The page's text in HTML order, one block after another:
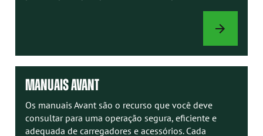
OPÇÕES
CARREGADOR
MANUAIS AVANT
Os manuais Avant são o recurso que você deve
consultar para uma operação segura, eficiente e
adequada de carregadores e acessórios. Cada